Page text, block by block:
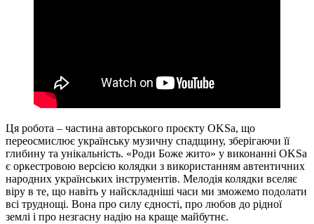
Ця робота – частина авторського проєкту OKSa, що
переосмислює українську музичну спадщину, зберігаючи її
глибину та унікальність. «Роди Боже жито» у виконанні OKSа
є оркестровою версією колядки з використанням автентичних
народних українських інструментів. Мелодія колядки вселяє
віру в те, що навіть у найскладніші часи ми зможемо подолати
всі труднощі. Вона про силу єдності, про любов до рідної
землі і про незгасну надію на краще майбутнє.